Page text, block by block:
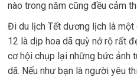
nào trong năm cũng đều cảm
Đi du lịch Tết dương lịch là một
12 là dịp hoa dã quỳ nở rộ rất
cơ hội chụp lại những bức ảnh
dã. Nếu như bạn là người yêu